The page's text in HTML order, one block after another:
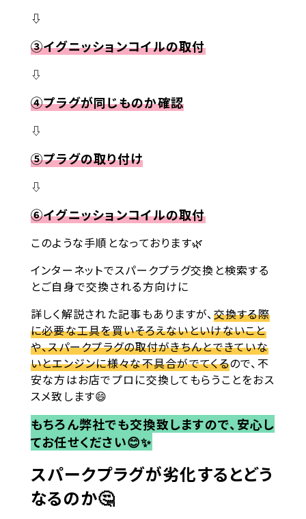
⇩
③イグニッションコイルの取付
⇩
④プラグが同じものか確認
⇩
⑤プラグの取り付け
⇩
⑥イグニッションコイルの取付
このような手順となっております🌿
インターネットでスパークプラグ交換と検索する
とご自身で交換される方向けに
詳しく解説された記事もありますが、 交換する際
に必要な工具を買いそろえないといけないこと
や、スパークプラグの取付がきちんとできていな
いとエンジンに様々な不具合がでてくるので、不
安な方はお店でプロに交換してもらうことをおス
スメ致します😄
もちろん弊社でも交換致しますので、安心し
てお任せください😊✨
スパークプラグが劣化するとどう
なるのか🤔